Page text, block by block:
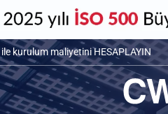
ile kurulum maliyetini HESAPLAYIN
ile yapabileceğiniz tasarrufu